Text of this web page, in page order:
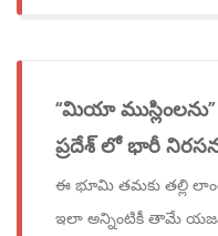
‘‘మియా
ప్రదేశ్ లో భారీ
ఈ భూమి తమకు తల్లి
ఇలా అన్నింటికీ తామే